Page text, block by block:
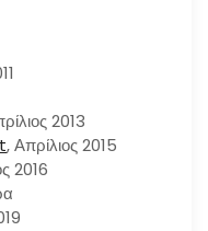
2013
, Απρίλιος 2015
2016